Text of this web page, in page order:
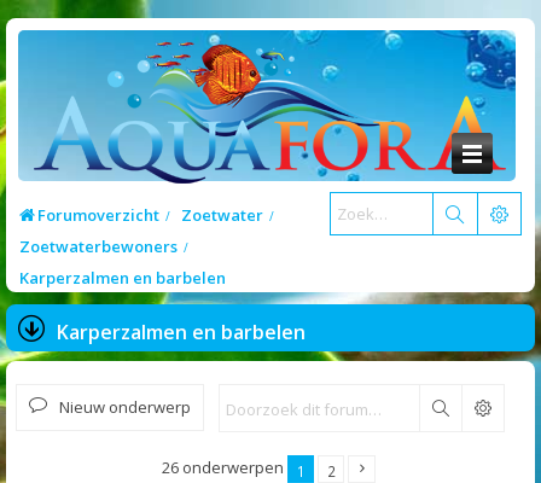
Forumoverzicht
Zoetwater
Zoetwaterbewoners
Karperzalmen en barbelen
Karperzalmen en barbelen
Nieuw onderwerp Zoek
26 onderwerpen 1 2